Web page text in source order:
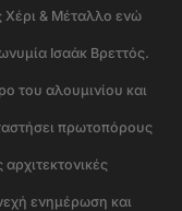
Χέρι & Μέταλλο ενώ
Ισαάκ Βρεττός.
του αλουμινίου και
πρωτοπόρους
ενημέρωση και